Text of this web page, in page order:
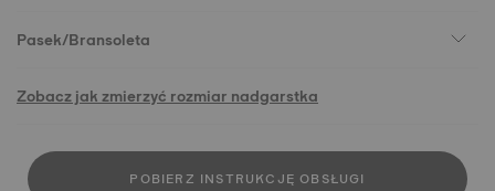
Pasek/Bransoleta
Zobacz jak zmierzyć rozmiar nadgarstka
POBIERZ INSTRUKCJĘ OBSŁUGI